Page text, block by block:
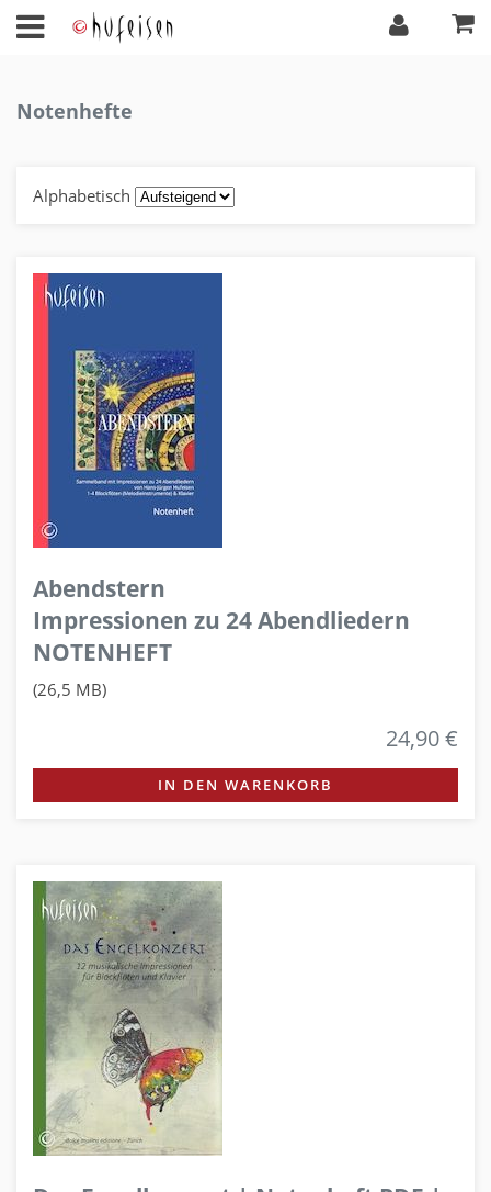
Notenhefte
Alphabetisch
Abendstern
Impressionen zu 24 Abendliedern
NOTENHEFT
(26,5 MB)
24,90 €
IN DEN WARENKORB